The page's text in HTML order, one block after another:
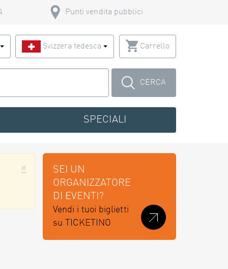
Punti vendita pubblici
Svizzera tedesca Carrello
CERCA
SPECIALI
×
SEI UN
ORGANIZZATORE
DI EVENTI?
Vendi i tuoi biglietti
su TICKETINO